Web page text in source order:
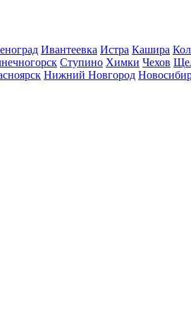
Ивантеевка Истра Кашира
Ступино Химки Чехов
Нижний Новгород